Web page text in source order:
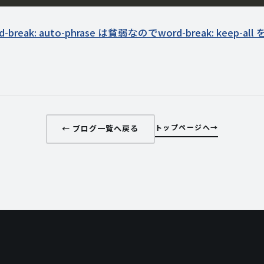
break: auto-phrase は貧弱なのでword-break: keep-all
← ブログ一覧へ戻る トップページへ